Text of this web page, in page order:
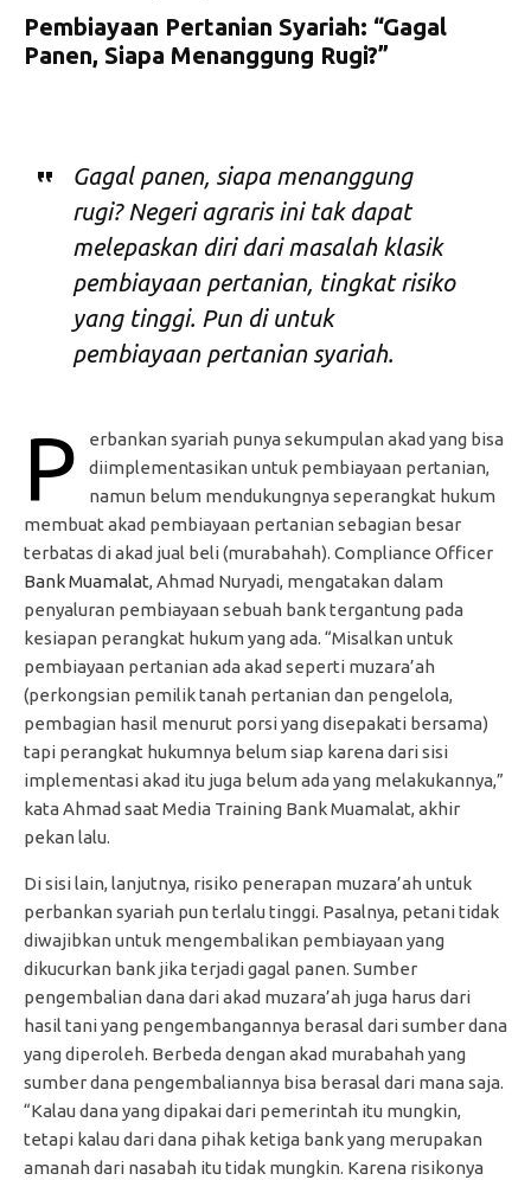
Pembiayaan Pertanian Syariah: “Gagal
Panen, Siapa Menanggung Rugi?”
Gagal panen, siapa menanggung
rugi? Negeri agraris ini tak dapat
melepaskan diri dari masalah klasik
pembiayaan pertanian, tingkat risiko
yang tinggi. Pun di untuk
pembiayaan pertanian syariah.
P
erbankan syariah punya sekumpulan akad yang bisa
diimplementasikan untuk pembiayaan pertanian,
namun belum mendukungnya seperangkat hukum
membuat akad pembiayaan pertanian sebagian besar
terbatas di akad jual beli (murabahah). Compliance Officer
Bank Muamalat, Ahmad Nuryadi, mengatakan dalam
penyaluran pembiayaan sebuah bank tergantung pada
kesiapan perangkat hukum yang ada. “Misalkan untuk
pembiayaan pertanian ada akad seperti muzara’ah
(perkongsian pemilik tanah pertanian dan pengelola,
pembagian hasil menurut porsi yang disepakati bersama)
tapi perangkat hukumnya belum siap karena dari sisi
implementasi akad itu juga belum ada yang melakukannya,”
kata Ahmad saat Media Training Bank Muamalat, akhir
pekan lalu.
Di sisi lain, lanjutnya, risiko penerapan muzara’ah untuk
perbankan syariah pun terlalu tinggi. Pasalnya, petani tidak
diwajibkan untuk mengembalikan pembiayaan yang
dikucurkan bank jika terjadi gagal panen. Sumber
pengembalian dana dari akad muzara’ah juga harus dari
hasil tani yang pengembangannya berasal dari sumber dana
yang diperoleh. Berbeda dengan akad murabahah yang
sumber dana pengembaliannya bisa berasal dari mana saja.
“Kalau dana yang dipakai dari pemerintah itu mungkin,
tetapi kalau dari dana pihak ketiga bank yang merupakan
amanah dari nasabah itu tidak mungkin. Karena risikonya